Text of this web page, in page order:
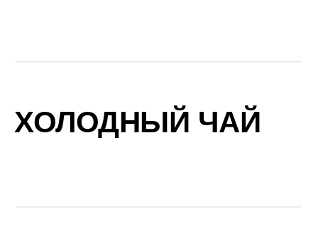
ХОЛОДНЫЙ ЧАЙ